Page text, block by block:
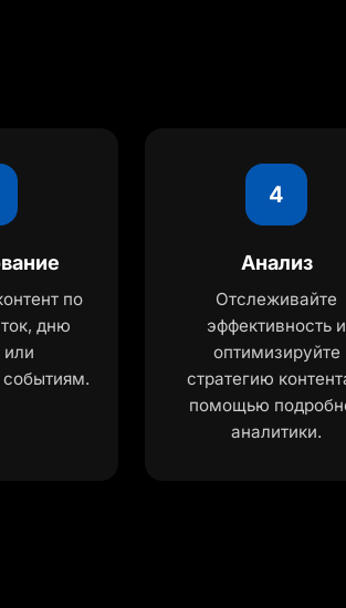
по
дню
или
4
Анализ
Отслеживайте
эффективность и
оптимизируйте
стратегию
помощью
аналитики.